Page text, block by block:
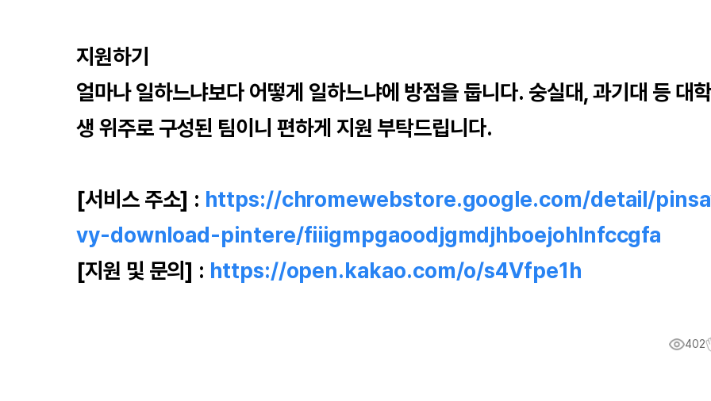
지원하기
얼마나 일하느냐보다 어떻게 일하느냐에 방점을 둡니다. 숭실대, 과기대 등 대학
생 위주로 구성된 팀이니 편하게 지원 부탁드립니다.
[서비스 주소] : https://chromewebstore.google.com/detail/
vy-download-pintere/fiiigmpgaoodjgmdjhboejohlnfccgfa
[지원 및 문의] : https://open.kakao.com/o/s4Vfpe1h
402